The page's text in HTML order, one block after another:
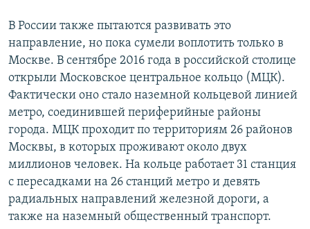
В России также пытаются развивать это
направление, но пока сумели воплотить только в
Москве. В сентябре 2016 года в российской столице
открыли Московское центральное кольцо (МЦК).
Фактически оно стало наземной кольцевой линией
метро, соединившей периферийные районы
города. МЦК проходит по территориям 26 районов
Москвы, в которых проживают около двух
миллионов человек. На кольце работает 31 станция
с пересадками на 26 станций метро и девять
радиальных направлений железной дороги, а
также на наземный общественный транспорт.